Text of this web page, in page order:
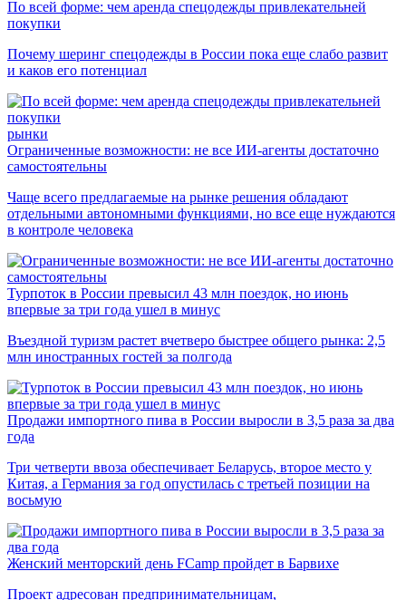
По всей форме: чем аренда спецодежды привлекательней
покупки
Почему шеринг спецодежды в России пока еще слабо развит
и каков его потенциал
рынки
Ограниченные возможности: не все ИИ-агенты достаточно
самостоятельны
Чаще всего предлагаемые на рынке решения обладают
отдельными автономными функциями, но все еще нуждаются
в контроле человека
Турпоток в России превысил 43 млн поездок, но июнь
впервые за три года ушел в минус
Въездной туризм растет вчетверо быстрее общего рынка: 2,5
млн иностранных гостей за полгода
Продажи импортного пива в России выросли в 3,5 раза за два
года
Три четверти ввоза обеспечивает Беларусь, второе место у
Китая, а Германия за год опустилась с третьей позиции на
восьмую
Женский менторский день FCamp пройдет в Барвихе
Проект адресован предпринимательницам,